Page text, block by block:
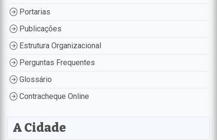
Portarias
Publicações
Estrutura Organizacional
Perguntas Frequentes
Glossário
Contracheque Online
A Cidade